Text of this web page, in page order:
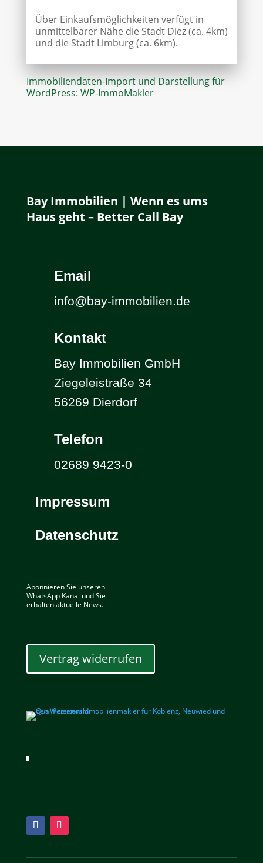
Über Einkaufsmöglichkeiten verfügt in
unmittelbarer Nähe die Stadt Diez (ca. 4km)
und die Stadt Limburg (ca. 6km).
Immobiliendaten-Import und Darstellung für
WordPress: WP-ImmoMakler
Bay Immobilien | Wenn es ums
Haus geht – Better Call Bay
Email
info@bay-immobilien.de
Kontakt
Bay Immobilien GmbH
Ziegeleistraße 34
56269 Dierdorf
Telefon
02689 9423-0
Impressum
Datenschutz
Abonnieren Sie unseren
WhatsApp Kanal und Sie
erhalten aktuelle News.
Vertrag widerrufen